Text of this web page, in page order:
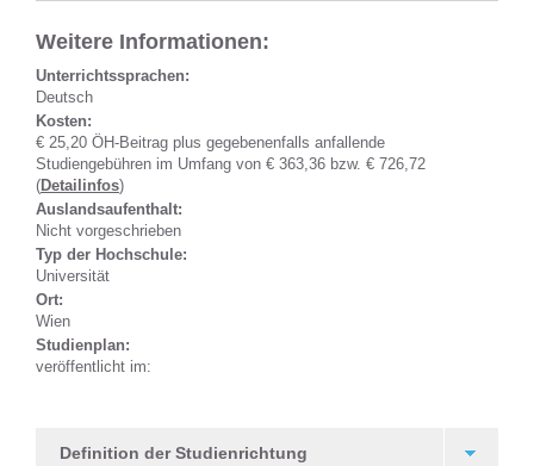
Weitere Informationen:
Unterrichtssprachen:
Deutsch
Kosten:
€ 25,20 ÖH-Beitrag plus gegebenenfalls anfallende
Studiengebühren im Umfang von € 363,36 bzw. € 726,72
(Detailinfos)
Auslandsaufenthalt:
Nicht vorgeschrieben
Typ der Hochschule:
Universität
Ort:
Wien
Studienplan:
veröffentlicht im:
Definition der Studienrichtung